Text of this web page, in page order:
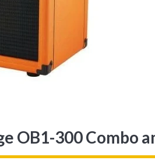
OB1-300 Combo